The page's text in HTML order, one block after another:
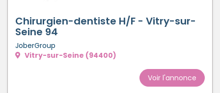
Chirurgien-dentiste H/F - Vitry-sur-
Seine 94
JoberGroup
Vitry-sur-Seine (94400)
Voir l'annonce